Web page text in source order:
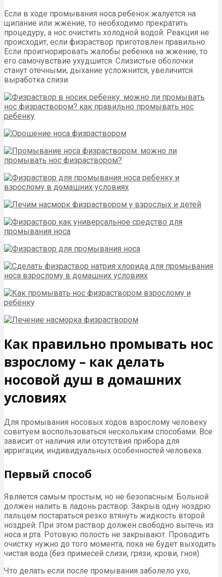
Если в ходе промывания носа ребенок жалуется на
щипание или жжение, то необходимо прекратить
процедуру, а нос очистить холодной водой. Реакция не
происходит, если физраствор приготовлен правильно.
Если проигнорировать жалобы ребенка на жжение, то
его самочувствие ухудшится. Слизистые оболочки
станут отечными, дыхание усложнится, увеличится
выработка слизи.
Как правильно промывать нос
взрослому – как делать
носовой душ в домашних
условиях
Для промывания носовых ходов взрослому человеку
советуем воспользоваться нескольким способами. Все
зависит от наличия или отсутствия прибора для
ирригации, индивидуальных особенностей человека.
Первый способ
Является самым простым, но не безопасным. Больной
должен налить в ладонь раствор. Закрыв одну ноздрю
пальцем постараться резко втянуть жидкость второй
ноздрей. При этом раствор должен свободно вытечь из
носа и рта. Ротовую полость не закрывают. Проводить
очистку нужно до того момента, пока не будет выходить
чистая вода (без примесей слизи, грязи, крови, гноя).
Что делать если после промывания заболело ухо,